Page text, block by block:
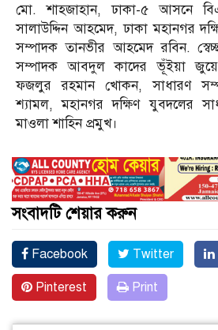
মো. শাহজাহান, ঢাকা-৫ আসনে
সালাউদ্দিন আহমেদ, ঢাকা মহানগর
সম্পাদক তানভীর আহমেদ রবিন.
সম্পাদক আবদুল কাদের ভূঁইয়া
ফজলুর রহমান খোকন, সাধারণ
শ্যামল, মহানগর দক্ষিণ যুবদলের
মাওলা শাহিন প্রমুখ।
সংবাদটি শেয়ার করুন
Facebook Twitter
Pinterest Print